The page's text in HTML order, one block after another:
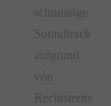
schmissige
Soundtrack
aufgrund
von
Rechtstreits